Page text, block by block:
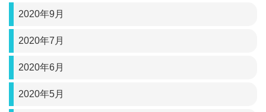
2020年9月
2020年7月
2020年6月
2020年5月